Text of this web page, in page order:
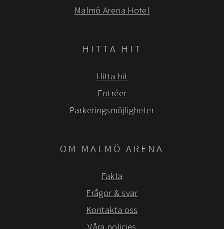
Malmö Arena Hotel
HITTA HIT
Hitta hit
Entréer
Parkeringsmöjligheter
OM MALMÖ ARENA
Fakta
Frågor & svar
Kontakta oss